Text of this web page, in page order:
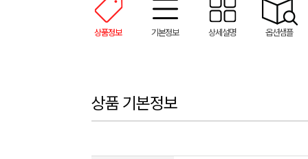
상품정보 기본정보 상세설명 옵션샘플
상품 기본정보